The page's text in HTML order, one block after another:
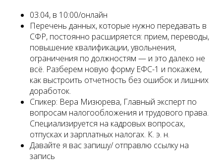
03.04, в 10:00/онлайн
Перечень данных, которые нужно передавать в
СФР, постоянно расширяется: прием, переводы,
повышение квалификации, увольнения,
ограничения по должностям — и это далеко не
всё. Разберем новую форму ЕФС-1 и покажем,
как выстроить отчетность без ошибок и лишних
доработок.
Спикер: Вера Мизюрева, Главный эксперт по
вопросам налогообложения и трудового права.
Специализируется на кадровых вопросах,
отпусках и зарплатных налогах. К. э. н.
Давайте я вас запишу/ отправлю ссылку на
запись